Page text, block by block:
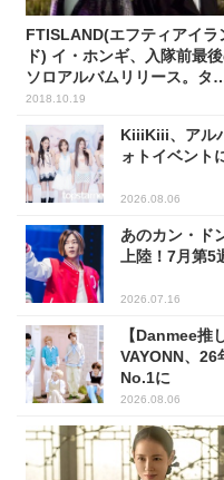
FTISLAND(エフティアイラ
ド) イ・ホンギ、入隊前最
ソロアルバムリリース。タ
トル曲にはBTOB イルフンが
2018.10.19
KiiiKiii、アル
ォトイベント
2026.08.06
あのカン・ド
上陸！7月第5
2026.07.16
【Danmee推
VAYONN、26
No.1に
2026.08.06